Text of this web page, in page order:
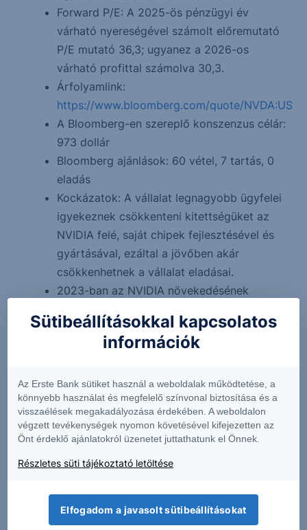
Forward P/E: A 2025-ös pénzügyi év
várható nyereségével számolt előremutató
P/E mutató 36,3; ugyanez a 2026-os
várható profittal számolva 30,3.
Árfolyamlink:
https://www.bloomberg.com/quote/NVDA:US
A Bloomberg-en szereplő konszenzus célár:
973 dollár
Bloomberg ajánlások: 60 vétel, 7 tartás, 0
eladás
Kockázatok: A vállalat legnagyobb ügyfelei
igyekeznek csökkenteni kitettségüket az
NVIDIA felé, saját chipek fejlesztésével és
gyártásával, ezáltal a jövőben akár
csökkenhetnek a vállalat eladásai.
2023-ban az NVIDIA növekedésének
intelligencia szektor fellendülése állt, a
vállalat pedig domináns pozíciót szerzett
Erste Netbroker
Állampapírok
a biztonságos befektetések kedvelőinek.
Sütibeállításokkal kapcsolatos
információk
Az Erste Bank sütiket használ a weboldalak működtetése, a
könnyebb használat és megfelelő színvonal biztosítása és a
visszaélések megakadályozása érdekében. A weboldalon
végzett tevékenységek nyomon követésével kifejezetten az
Önt érdeklő ajánlatokról üzenetet juttathatunk el Önnek.
Részletes süti tájékoztató letöltése
Elfogadom a javasolt sütibeállításokat